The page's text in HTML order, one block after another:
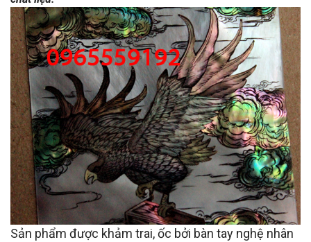
Sản phẩm được khảm trai, ốc bởi bàn tay nghệ nhân